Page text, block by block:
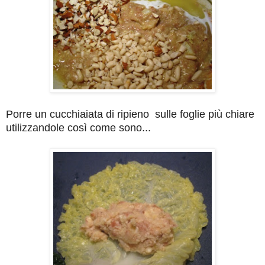
Porre un cucchiaiata di ripieno sulle foglie più chiare
utilizzandole così come sono...